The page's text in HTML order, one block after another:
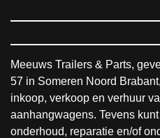
Meeuws Trailers & Parts,
57 in Someren Noord
inkoop, verkoop en verhuur
aanhangwagens. Tevens
onderhoud, reparatie en/of